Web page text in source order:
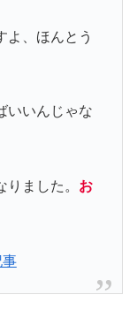
よ、ほんとう
いいんじゃな
りました。 お